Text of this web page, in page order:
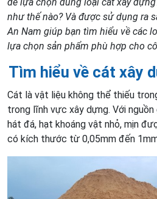
như thế nào? Và được sử dụng ra
An Nam giúp bạn tìm hiểu về các
lựa chọn sản phẩm phù hợp cho
Tìm hiểu về cát xây
Cát là vật liệu không thể thiếu
trong lĩnh vực xây dựng. Với
hát đá, hạt khoáng vật nhỏ, mịn
có kích thước từ 0,05mm đến